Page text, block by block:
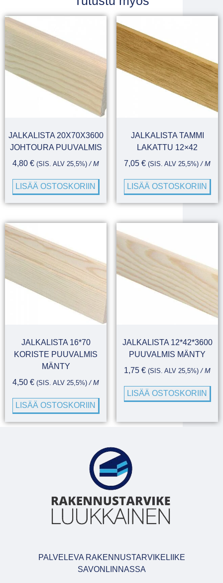
JALKALISTA 20X70X3600
JOHTOURA PUUVALMIS
4,80 € (SIS. ALV 25,5%) / M
LISÄÄ OSTOSKORIIN
JALKALISTA TAMMI
LAKATTU 12×42
7,05 € (SIS. ALV 25,5%) / M
LISÄÄ OSTOSKORIIN
JALKALISTA 16*70
KORISTE PUUVALMIS
MÄNTY
4,50 € (SIS. ALV 25,5%) / M
LISÄÄ OSTOSKORIIN
JALKALISTA 12*42*3600
PUUVALMIS MÄNTY
1,75 € (SIS. ALV 25,5%) / M
LISÄÄ OSTOSKORIIN
PALVELEVA RAKENNUSTARVIKELIIKE
SAVONLINNASSA